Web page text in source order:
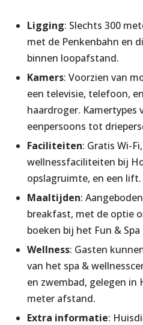
Ligging: Slechts 300
met de Penkenbahn en
binnen loopafstand.
Kamers: Voorzien van
een televisie, telefoon,
haardroger. Kamertypes
eenpersoons tot
Faciliteiten: Gratis Wi-
wellnessfaciliteiten bij
opslagruimte, en een lift.
Maaltijden:
breakfast, met de optie
boeken bij het Fun &
Wellness: Gasten
van het spa &
en zwembad, gelegen in
meter afstand.
Extra informatie: